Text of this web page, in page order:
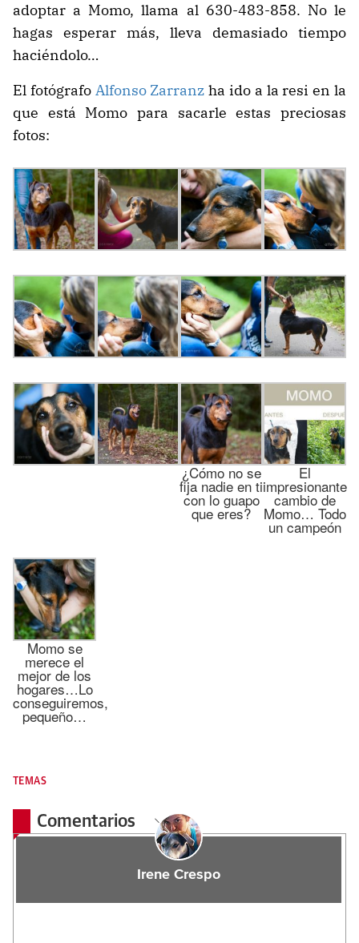
adoptar a Momo, llama al 630-483-858. No le
hagas esperar más, lleva demasiado tiempo
haciéndolo…
El fotógrafo Alfonso Zarranz ha ido a la resi en la
que está Momo para sacarle estas preciosas
fotos:
¿Cómo no se
fija nadie en ti
con lo guapo
que eres?
El
impresionante
cambio de
Momo… Todo
un campeón
Momo se
merece el
mejor de los
hogares…Lo
conseguiremos,
pequeño…
TEMAS
Comentarios
Irene Crespo